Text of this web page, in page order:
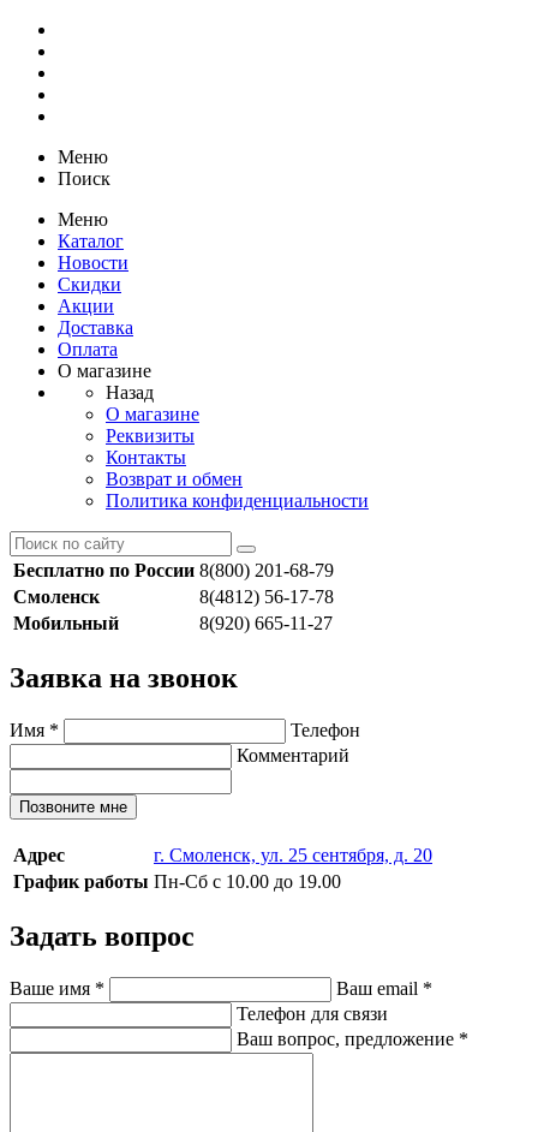
Меню
Поиск
Меню
Каталог
Новости
Скидки
Акции
Доставка
Оплата
О магазине
Назад
О магазине
Реквизиты
Контакты
Возврат и обмен
Политика конфиденциальности
Бесплатно по России 8(800) 201-68-79
Смоленск
8(4812) 56-17-78
Мобильный
8(920) 665-11-27
Заявка на звонок
Имя *
Телефон
Комментарий
Позвоните мне
Адрес
г. Смоленск, ул. 25 сентября, д. 20
График работы Пн-Сб с 10.00 до 19.00
Задать вопрос
Ваше имя * Ваш email *
Телефон для связи
Ваш вопрос, предложение *